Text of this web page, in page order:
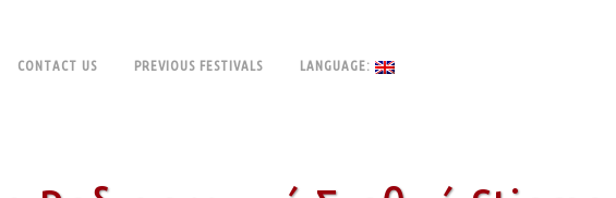
CONTACT US PREVIOUS FESTIVALS LANGUAGE: